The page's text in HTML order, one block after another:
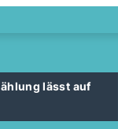
lässt auf